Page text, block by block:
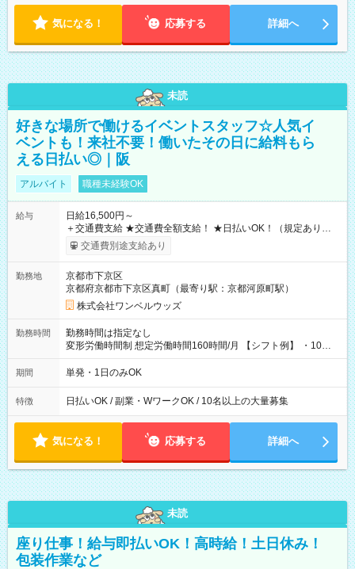
気になる！ 応募する 詳細へ
未読
好きな場所で働けるイベントスタッフ☆人気イ
ベントも！来社不要！働いたその日に給料もら
える日払い◎｜阪
アルバイト 職種未経験OK
給与
日給16,500円～
＋交通費支給 ★交通費全額支給！ ★日払いOK！（規定あり） ┗
働いたその日に現金GET♪ お仕事後はコンビニATMから 日払
交通費別途支給あり
勤務地
京都市下京区
京都府京都市下京区真町（最寄り駅：京都河原町駅）
株式会社ワンベルウッズ
勤務時間
勤務時間は指定なし
変形労働時間制 想定労働時間160時間/月 【シフト例】 ・10：
00～20：00
期間 単発・1日のみOK
特徴 日払いOK / 副業・WワークOK / 10名以上の大量募集
気になる！ 応募する 詳細へ
未読
座り仕事！給与即払いOK！高時給！土日休み！
包装作業など